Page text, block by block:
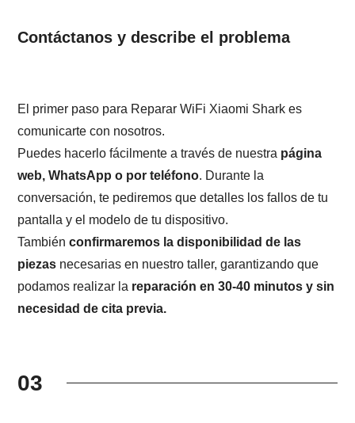
Contáctanos y describe el problema
El primer paso para Reparar WiFi Xiaomi Shark es
comunicarte con nosotros.
Puedes hacerlo fácilmente a través de nuestra página
web, WhatsApp o por teléfono. Durante la
conversación, te pediremos que detalles los fallos de tu
pantalla y el modelo de tu dispositivo.
Tambiénconfirmaremos la disponibilidad de las
piezas necesarias en nuestro taller, garantizando que
podamos realizar la reparación en 30-40 minutos y sin
necesidad de cita previa.
03